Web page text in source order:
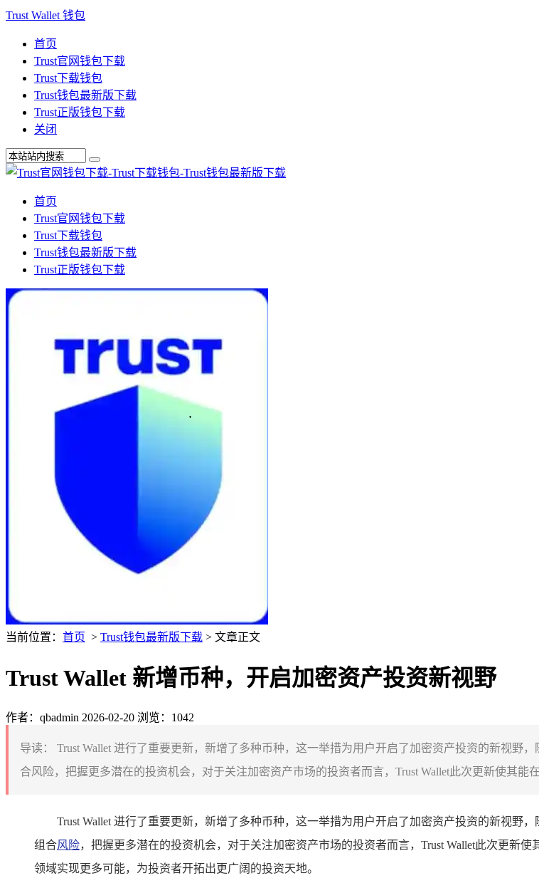
Trust Wallet 钱包
首页
Trust官网钱包下载
Trust下载钱包
Trust钱包最新版下载
Trust正版钱包下载
关闭
首页
Trust官网钱包下载
Trust下载钱包
Trust钱包最新版下载
Trust正版钱包下载
当前位置： 首页 > Trust钱包最新版下载 > 文章正文
Trust Wallet 新增币种，开启加密资产投资新视野
作者：qbadmin 2026-02-20 浏览：1042
导读：
Trust Wallet 进行了重要更新，新增了多种币种，这一举措为用户开启了加密资产投资的新视野
合风险，把握更多潜在的投资机会，对于关注加密资产市场的投资者而言，Trust Wallet此次更新使其能
Trust Wallet 进行了重要更新，新增了多种币种，这一举措为用户开启了加密资产投资的新视野
组合风险，把握更多潜在的投资机会，对于关注加密资产市场的投资者而言，Trust Wallet此次更新
领域实现更多可能，为投资者开拓出更广阔的投资天地。